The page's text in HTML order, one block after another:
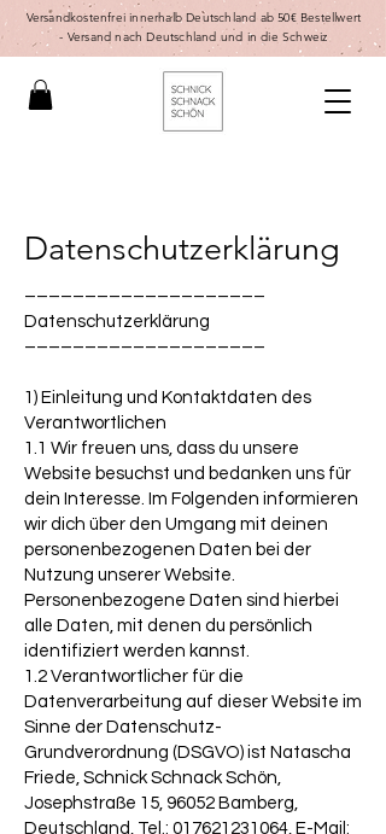
Versandkostenfrei innerhalb Deutschland ab 50€ Bestellwert
- Versand nach Deutschland und in die Schweiz
Datenschutzerklärung
––––––––––––––––––––
Datenschutzerklärung
––––––––––––––––––––
1) Einleitung und Kontaktdaten des
Verantwortlichen
1.1 Wir freuen uns, dass du unsere
Website besuchst und bedanken uns für
dein Interesse. Im Folgenden informieren
wir dich über den Umgang mit deinen
personenbezogenen Daten bei der
Nutzung unserer Website.
Personenbezogene Daten sind hierbei
alle Daten, mit denen du persönlich
identifiziert werden kannst.
1.2 Verantwortlicher für die
Datenverarbeitung auf dieser Website im
Sinne der Datenschutz-
Grundverordnung (DSGVO) ist Natascha
Friede, Schnick Schnack Schön,
Josephstraße 15, 96052 Bamberg,
Deutschland, Tel.: 017621231064, E-Mail: